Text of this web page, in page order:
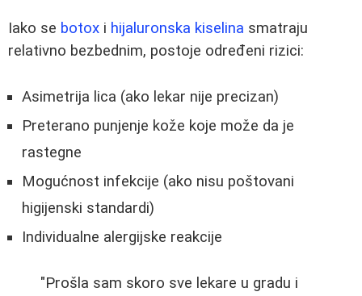
Iako se botox i hijaluronska kiselina smatraju
relativno bezbednim, postoje određeni rizici:
Asimetrija lica (ako lekar nije precizan)
Preterano punjenje kože koje može da je
rastegne
Mogućnost infekcije (ako nisu poštovani
higijenski standardi)
Individualne alergijske reakcije
"Prošla sam skoro sve lekare u gradu i